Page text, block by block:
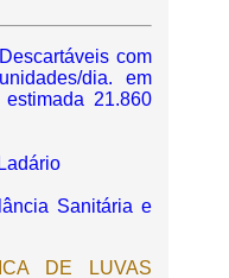
com
dia. em
21.860
Sanitária e
DE LUVAS